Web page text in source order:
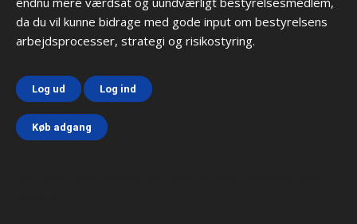
da du vil kunne bidrage med gode input om bestyrelsens
arbejdsprocesser, strategi og risikostyring.
Log ud Log ind
Køb adgang